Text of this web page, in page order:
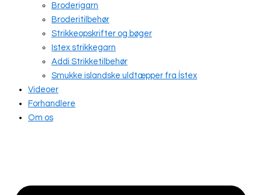
Broderigarn
Broderitilbehør
Strikkeopskrifter og bøger
Istex strikkegarn
Addi Strikketilbehør
Smukke islandske uldtæpper fra Ístex
Videoer
Forhandlere
Om os